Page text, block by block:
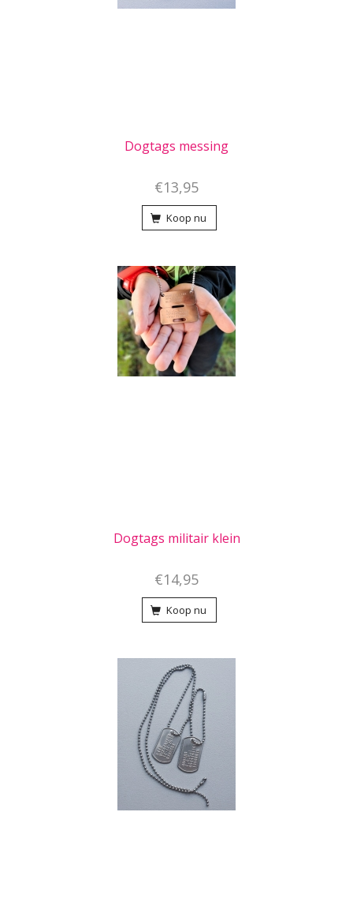
Dogtags messing
€13,95
Koop nu
Dogtags militair klein
€14,95
Koop nu